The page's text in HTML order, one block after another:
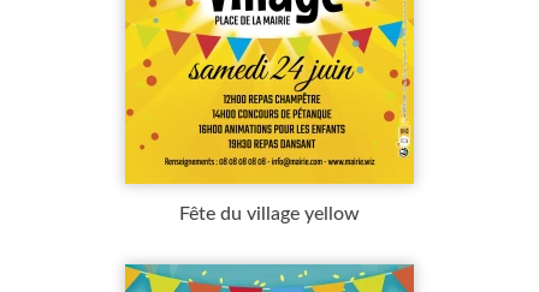
Fête du village yellow